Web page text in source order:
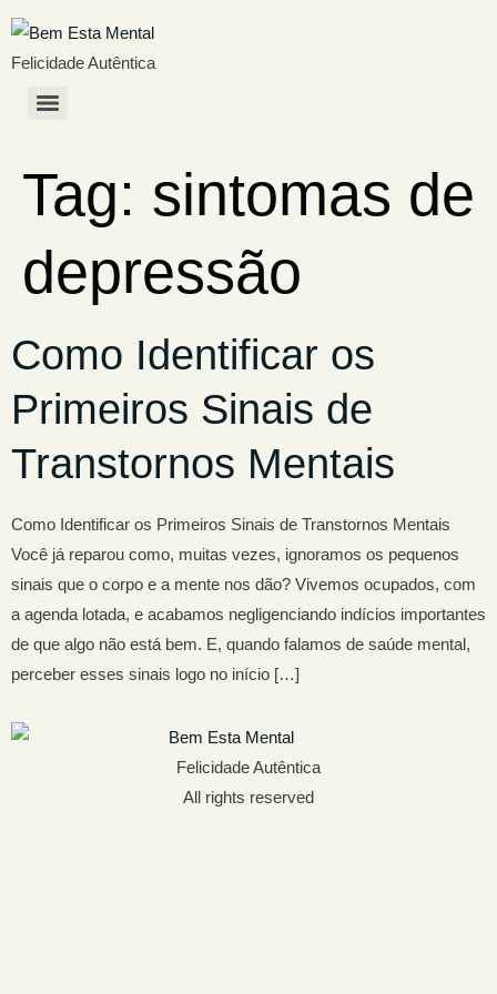
Felicidade Autêntica
Tag: sintomas de
depressão
Como Identificar os
Primeiros Sinais de
Transtornos Mentais
Como Identificar os Primeiros Sinais de Transtornos Mentais
Você já reparou como, muitas vezes, ignoramos os pequenos
sinais que o corpo e a mente nos dão? Vivemos ocupados, com
a agenda lotada, e acabamos negligenciando indícios importantes
de que algo não está bem. E, quando falamos de saúde mental,
perceber esses sinais logo no início […]
Felicidade Autêntica
All rights reserved